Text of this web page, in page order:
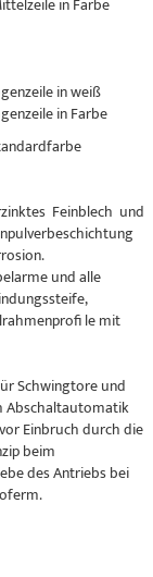
in weiß
in Farbe
Feinblech und
und alle
le mit
Schwingtore und
Abschaltautomatik
Einbruch durch die
beim
des Antriebs bei